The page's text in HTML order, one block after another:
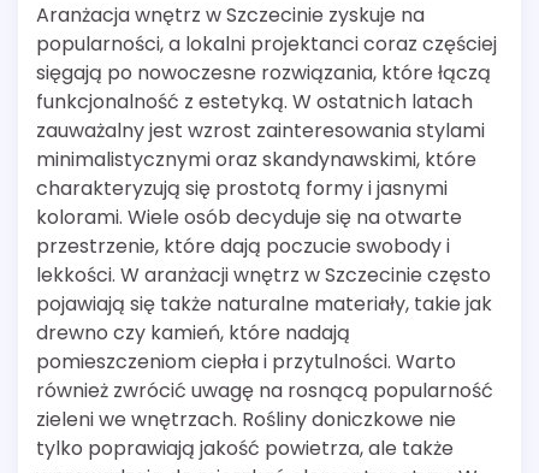
Aranżacja wnętrz w Szczecinie zyskuje na
popularności, a lokalni projektanci coraz częściej
sięgają po nowoczesne rozwiązania, które łączą
funkcjonalność z estetyką. W ostatnich latach
zauważalny jest wzrost zainteresowania stylami
minimalistycznymi oraz skandynawskimi, które
charakteryzują się prostotą formy i jasnymi
kolorami. Wiele osób decyduje się na otwarte
przestrzenie, które dają poczucie swobody i
lekkości. W aranżacji wnętrz w Szczecinie często
pojawiają się także naturalne materiały, takie jak
drewno czy kamień, które nadają
pomieszczeniom ciepła i przytulności. Warto
również zwrócić uwagę na rosnącą popularność
zieleni we wnętrzach. Rośliny doniczkowe nie
tylko poprawiają jakość powietrza, ale także